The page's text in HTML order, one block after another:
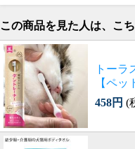
この商品を見た人は、こ
トーラ
【ペ
458円 (